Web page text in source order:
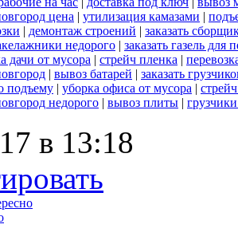
цена | утилизация камазами |
| демонтаж строений | заказать
недорого | заказать газель
дачи от мусора | стрейч пленка |
| вывоз батарей | заказать
подъему | уборка офиса от мусора |
недорого | вывоз плиты |
в 13:18